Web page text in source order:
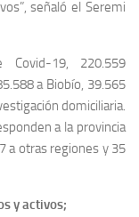
señaló el Seremi
19, 220.559
a Biobío, 39.565
domiciliaria.
a la provincia
a otras regiones y 35
y activos;